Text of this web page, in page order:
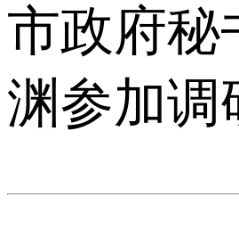
市政府秘
渊参加调